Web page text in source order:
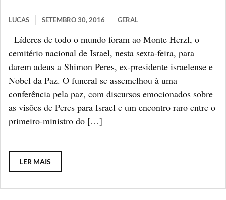
LUCAS SETEMBRO 30, 2016 GERAL
Líderes de todo o mundo foram ao Monte Herzl, o
cemitério nacional de Israel, nesta sexta-feira, para
darem adeus a Shimon Peres, ex-presidente israelense e
Nobel da Paz. O funeral se assemelhou à uma
conferência pela paz, com discursos emocionados sobre
as visões de Peres para Israel e um encontro raro entre o
primeiro-ministro do […]
LER MAIS